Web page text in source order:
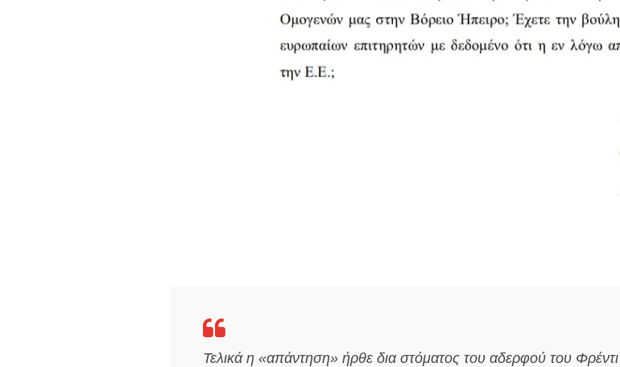
Τελικά η «απάντηση» ήρθε δια στόματος του αδερφού του